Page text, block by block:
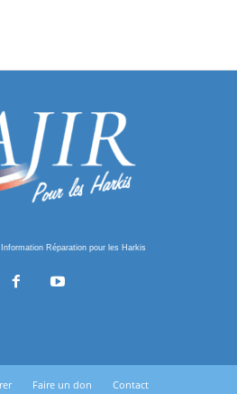
Réparation pour les Harkis
Faire un don Contact